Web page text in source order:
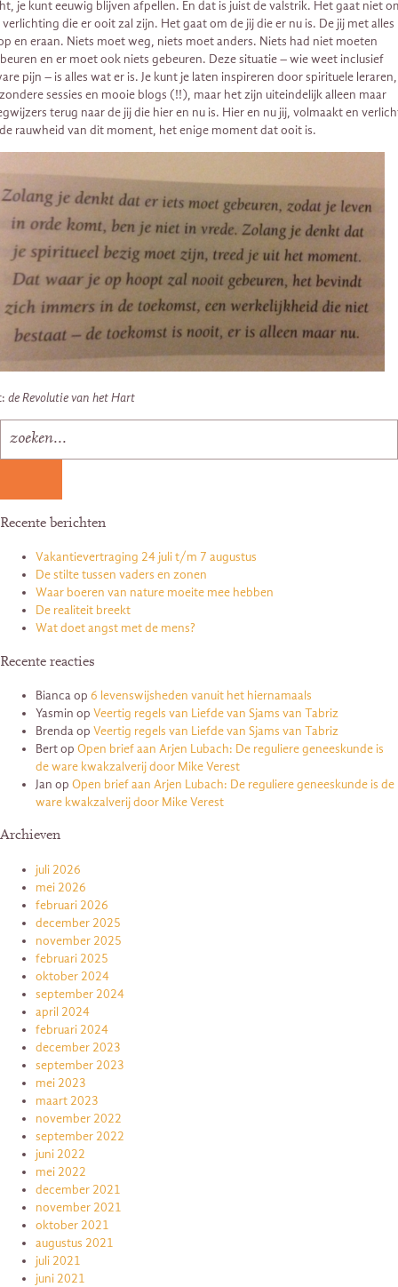
je kunt eeuwig blijven afpellen. En dat is juist de valstrik. Het gaat niet
verlichting die er ooit zal zijn. Het gaat om de jij die er nu is. De jij met alles
en eraan. Niets moet weg, niets moet anders. Niets had niet moeten
en er moet ook niets gebeuren. Deze situatie – wie weet inclusief
pijn – is alles wat er is. Je kunt je laten inspireren door spirituele leraren,
sessies en mooie blogs (!!), maar het zijn uiteindelijk alleen maar
terug naar de jij die hier en nu is. Hier en nu jij, volmaakt en
rauwheid van dit moment, het enige moment dat ooit is.
de Revolutie van het Hart
Recente berichten
Vakantievertraging 24 juli t/m 7 augustus
De stilte tussen vaders en zonen
Waar boeren van nature moeite mee hebben
De realiteit breekt
Wat doet angst met de mens?
Recente reacties
Biancaop 6 levenswijsheden vanuit het hiernamaals
Yasmin op Veertig regels van Liefde van Sjams van Tabriz
Brendaop Veertig regels van Liefde van Sjams van Tabriz
Bertop Open brief aan Arjen Lubach: De reguliere geneeskunde is
de ware kwakzalverij door Mike Verest
Jan op Open brief aan Arjen Lubach: De reguliere geneeskunde is de
ware kwakzalverij door Mike Verest
Archieven
juli 2026
mei 2026
februari 2026
december 2025
november 2025
februari 2025
oktober 2024
september 2024
april 2024
februari 2024
december 2023
september 2023
mei 2023
maart 2023
november 2022
september 2022
juni 2022
mei 2022
december 2021
november 2021
oktober 2021
augustus 2021
juli 2021
juni 2021